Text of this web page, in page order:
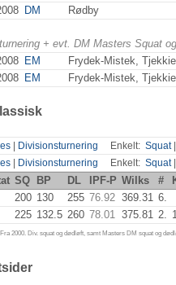
DM Rødby
+ evt. DM Masters Squat
EM Frydek-Mistek, Tjekkie
EM Frydek-Mistek, Tjekkie
Divisionsturnering Enkelt: Squat|
Divisionsturnering Enkelt: Squat|
SQ BP DL IPF-P Wilks #
200 130 255 76.92 369.31 6.
225 132.5 260 78.01 375.81 2.
2000. Div. squat og dødløft, samt Masters DM squat og